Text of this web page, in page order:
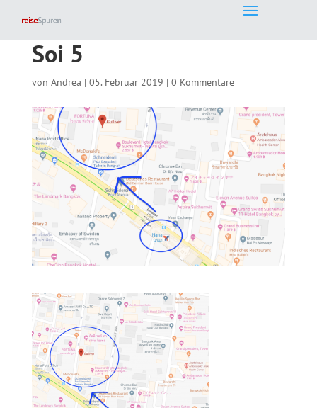
Soi 5
von Andrea | 05. Februar 2019 | 0 Kommentare